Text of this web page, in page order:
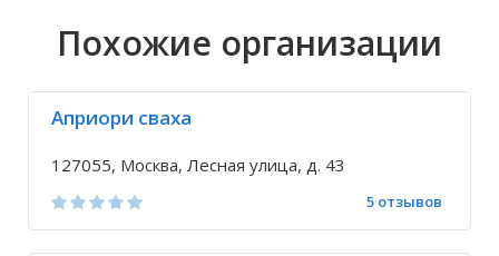
Похожие организации
Априори сваха
127055, Москва, Лесная улица, д. 43
5 отзывов